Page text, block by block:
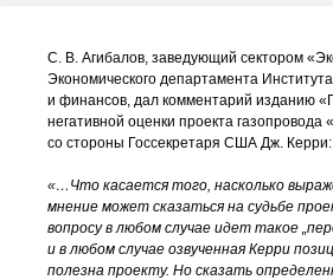
С. В. Агибалов, заведующий сектором
Экономического департамента Института
и финансов, дал комментарий изданию
негативной оценки проекта газопровода
со стороны Госсекретаря США Дж. Керри:
«…Что касается того, насколько
мнение может сказаться на судьбе
вопросу в любом случае идет такое
и в любом случае озвученная Керри
полезна проекту. Но сказать